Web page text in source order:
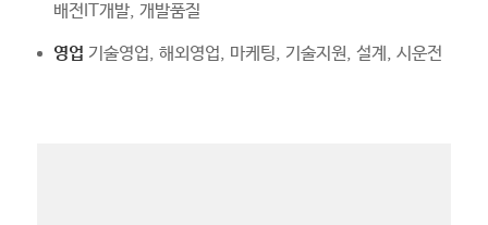
배전IT개발, 개발품질
영업 기술영업, 해외영업, 마케팅, 기술지원, 설계, 시운전